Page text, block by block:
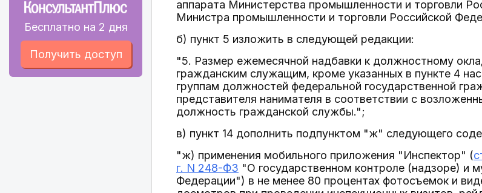
Бесплатно на 2 дня
Получить доступ
аппарата Министерства промышленности и торговли
Министра промышленности и торговли Российской
б) пункт 5 изложить в следующей редакции:
"5. Размер ежемесячной надбавки к должностному
гражданским служащим, кроме указанных в пункте 4
группам должностей федеральной государственной
представителя нанимателя в соответствии с
должность гражданской службы.";
в) пункт 14 дополнить подпунктом "ж" следующего
"ж) применения мобильного приложения "Инспектор" (
г. N 248-ФЗ "О государственном контроле (надзоре) и
Федерации") в не менее 80 процентах фотосъемок и